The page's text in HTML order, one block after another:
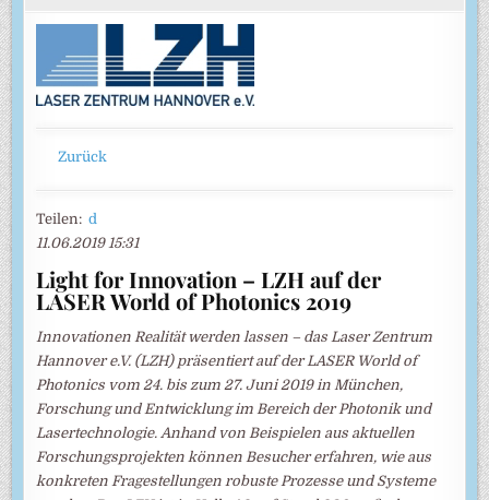
Zurück
Teilen:d
11.06.2019 15:31
Light for Innovation – LZH auf der
LASER World of Photonics 2019
Innovationen Realität werden lassen – das Laser Zentrum
Hannover e.V. (LZH) präsentiert auf der LASER World of
Photonics vom 24. bis zum 27. Juni 2019 in München,
Forschung und Entwicklung im Bereich der Photonik und
Lasertechnologie. Anhand von Beispielen aus aktuellen
Forschungsprojekten können Besucher erfahren, wie aus
konkreten Fragestellungen robuste Prozesse und Systeme